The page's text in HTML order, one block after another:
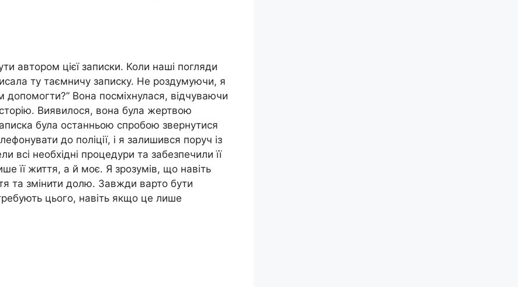
автором цієї записки. Коли наші погляди
ту таємничу записку. Не роздумуючи, я
допомогти?” Вона посміхнулася, відчуваючи
Виявилося, вона була жертвою
була останньою спробою звернутися
до поліції, і я залишився поруч із
всі необхідні процедури та забезпечили її
її життя, а й моє. Я зрозумів, що навіть
та змінити долю. Завжди варто бути
цього, навіть якщо це лише